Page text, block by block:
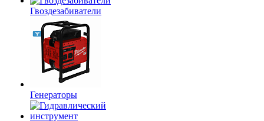
Гвоздезабиватели
Генераторы